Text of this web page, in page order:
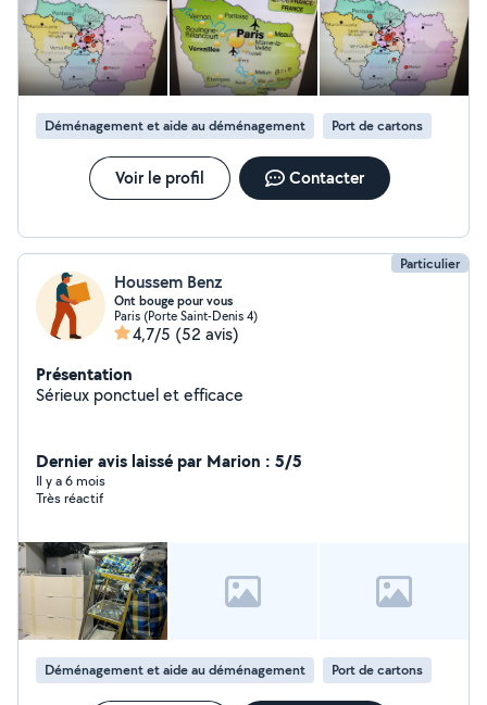
Déménagement et aide au déménagement Port de cartons
Voir le profil Contacter
Particulier
Houssem Benz
Ont bouge pour vous
Paris (Porte Saint-Denis 4)
4,7/5 (52 avis)
Présentation
Sérieux ponctuel et efficace
Dernier avis laissé par Marion : 5/5
Il y a 6 mois
Très réactif
Déménagement et aide au déménagement Port de cartons